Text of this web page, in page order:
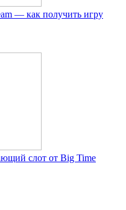
— как получить игру
слот от Big Time